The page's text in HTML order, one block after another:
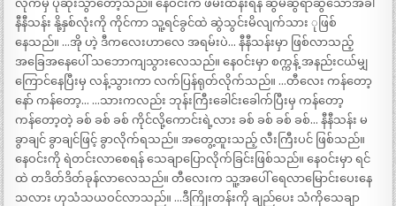
လိုက်မှ ပိုဆိုးသွာတော့သည်။ နေဝင်းက ဖမ်းထိန်းရန် ဆွဲမိဆွဲရာဆွဲသောအခါ
နီနီသန်း နို့နှစ်လုံးကို ကိုင်ကာ သူ့ရင်ခွင်ထဲ ဆွဲသွင်းမိလျက်သား ုဖြစ်
နေသည်။ …အို ဟဲ့ ဒီကလေးဟာလေ အရမ်းပဲ… နီနီသန်းမှာ ဖြစ်လာသည့်
အခြေအနေပေါ် သဘောကျသွားလေသည်။ နေဝင်းမှာ စက္ကန့် အနည်းငယ်မျှ
ကြောင်နေပြီးမှ လန့်သွားကာ လက်ပြန်ရုတ်လိုက်သည်။ …တီလေး ကန်တော့
နော် ကန်တော့… …သားကလည်း ဘုန်းကြီးခေါင်းခေါက်ပြီးမှ ကန်တော့
ကန်တော့တဲ့ ခစ် ခစ် ခစ် ကိုင်လို့ကောင်းရဲ့လား ခစ် ခစ် ခစ် ခစ်… နီနီသန်း မ
ခွာချင် ခွာချင်ဖြင့် ခွာလိုက်ရသည်။ အတွေ့ထူးသည့် လီးကြီးပင် ဖြစ်သည်။
နေဝင်းကို ရဲတင်းလာစေရန် သေချာပြောလိုက်ခြင်းဖြစ်သည်။ နေဝင်းမှာ ရင်
ထဲ တဒိတ်ဒိတ်ခုန်လာလေသည်။ တီလေးက သူ့အပေါ် ရေလာမြောင်းပေးနေ
သလား ဟုသံသယဝင်လာသည်။ …ဒီကြိုးတန်းကို ချည်ပေး သံကိုသေချာ